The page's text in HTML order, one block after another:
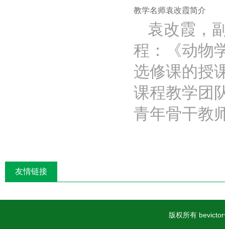
教学名师袁改霞简介
袁改霞，
程：《动物
选修课的授
课程教学团
青年骨干教
友情链接
版权所有